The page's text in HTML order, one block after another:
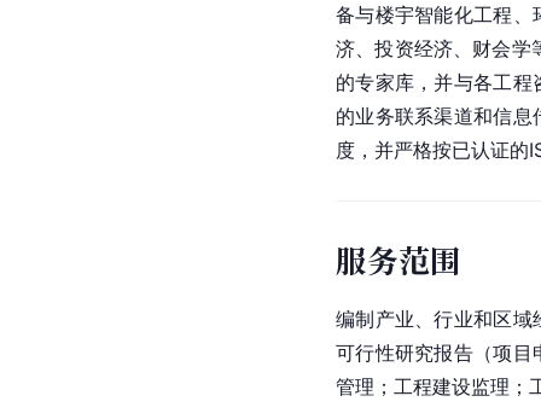
备与楼宇智能化工程、
济、投资经济、财会学
的专家库，并与各工
的业务联系渠道和信
度，并严格按已认证的
服务范围
编制产业、行业和区域
可行性研究报告（项目
管理；工程建设监理；